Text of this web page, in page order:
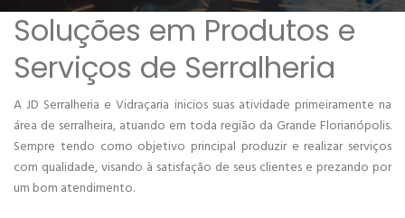
Soluções em Produtos e
Serviços de Serralheria
A JD Serralheria e Vidraçaria inicios suas atividade primeiramente na
área de serralheira, atuando em toda região da Grande Florianópolis.
Sempre tendo como objetivo principal produzir e realizar serviços
com qualidade, visando à satisfação de seus clientes e prezando por
um bom atendimento.